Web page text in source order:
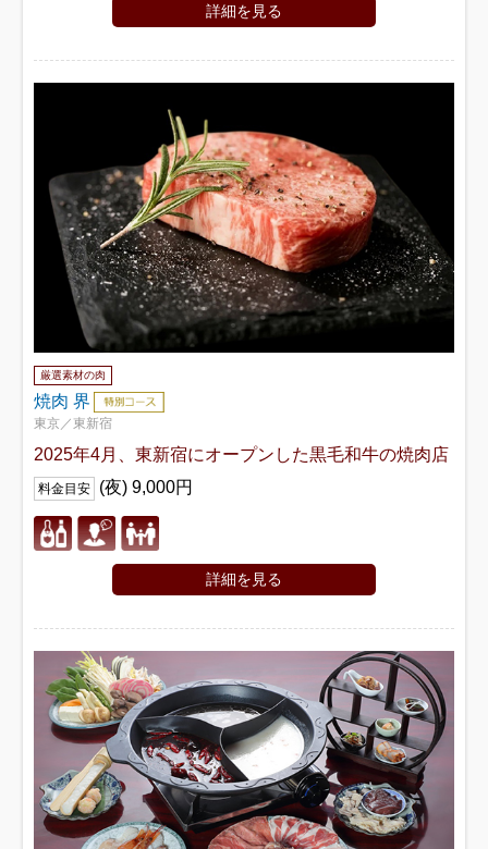
詳細を見る
厳選素材の肉
焼肉 界
東京／東新宿
2025年4月、東新宿にオープンした黒毛和牛の焼肉店
料金目安 (夜) 9,000円
詳細を見る